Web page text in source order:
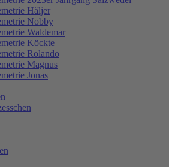
Håljer
Nobby
Waldemar
Köckte
Rolando
Magnus
Jonas